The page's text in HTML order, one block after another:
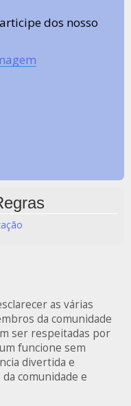
dos nosso
as várias
da comunidade
ser respeitadas por
funcione sem
divertida e
comunidade e